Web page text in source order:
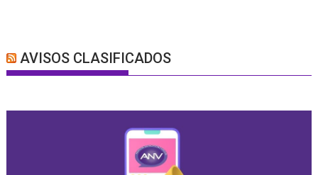
AVISOS CLASIFICADOS